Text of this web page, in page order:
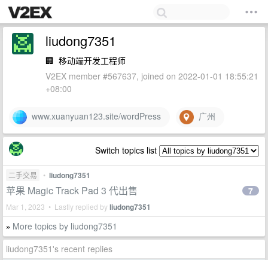
liudong7351
🏢 移动端开发工程师
V2EX member #567637, joined on 2022-01-01 18:55:21
+08:00
www.xuanyuan123.site/wordPress 广州
Switch topics list
二手交易 • liudong7351
苹果 Magic Track Pad 3 代出售
Mar 1, 2023 • Lastly replied byliudong7351
7
» More topics by liudong7351
liudong7351's recent replies